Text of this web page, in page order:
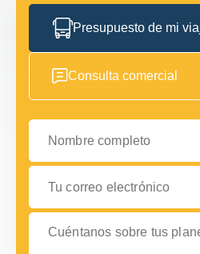
Presupuesto de mi
Consulta comercial
Nombre completo
Tu correo electrónico
Cuéntanos sobre tus planes